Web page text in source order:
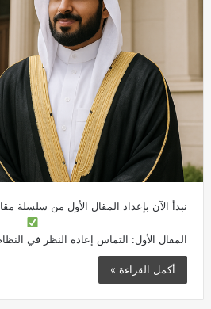
نبدأ الآن بإعداد المقال الأول من سلسلة
المقال الأول: التماس إعادة النظر في
أكمل القراءة »